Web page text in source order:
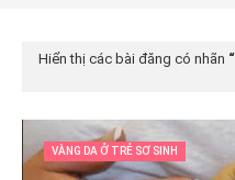
Hiển thị các bài đăng có nhãn
VÀNG DA Ở TRẺ SƠ SINH